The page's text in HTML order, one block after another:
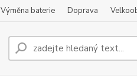
Výměna baterie Doprava